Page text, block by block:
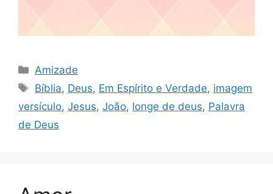
Categorias
Amizade
Tags
Bíblia, Deus, Em Espírito e Verdade, imagem
versículo, Jesus, João, longe de deus, Palavra
de Deus